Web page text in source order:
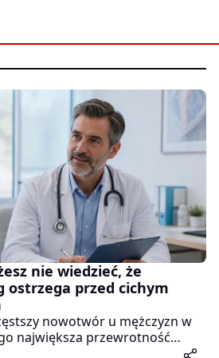
nie wiedzieć, że
ostrzega przed cichym
nowotwór u mężczyzn w
największa przewrotność
wiele lat nie daje żadnych